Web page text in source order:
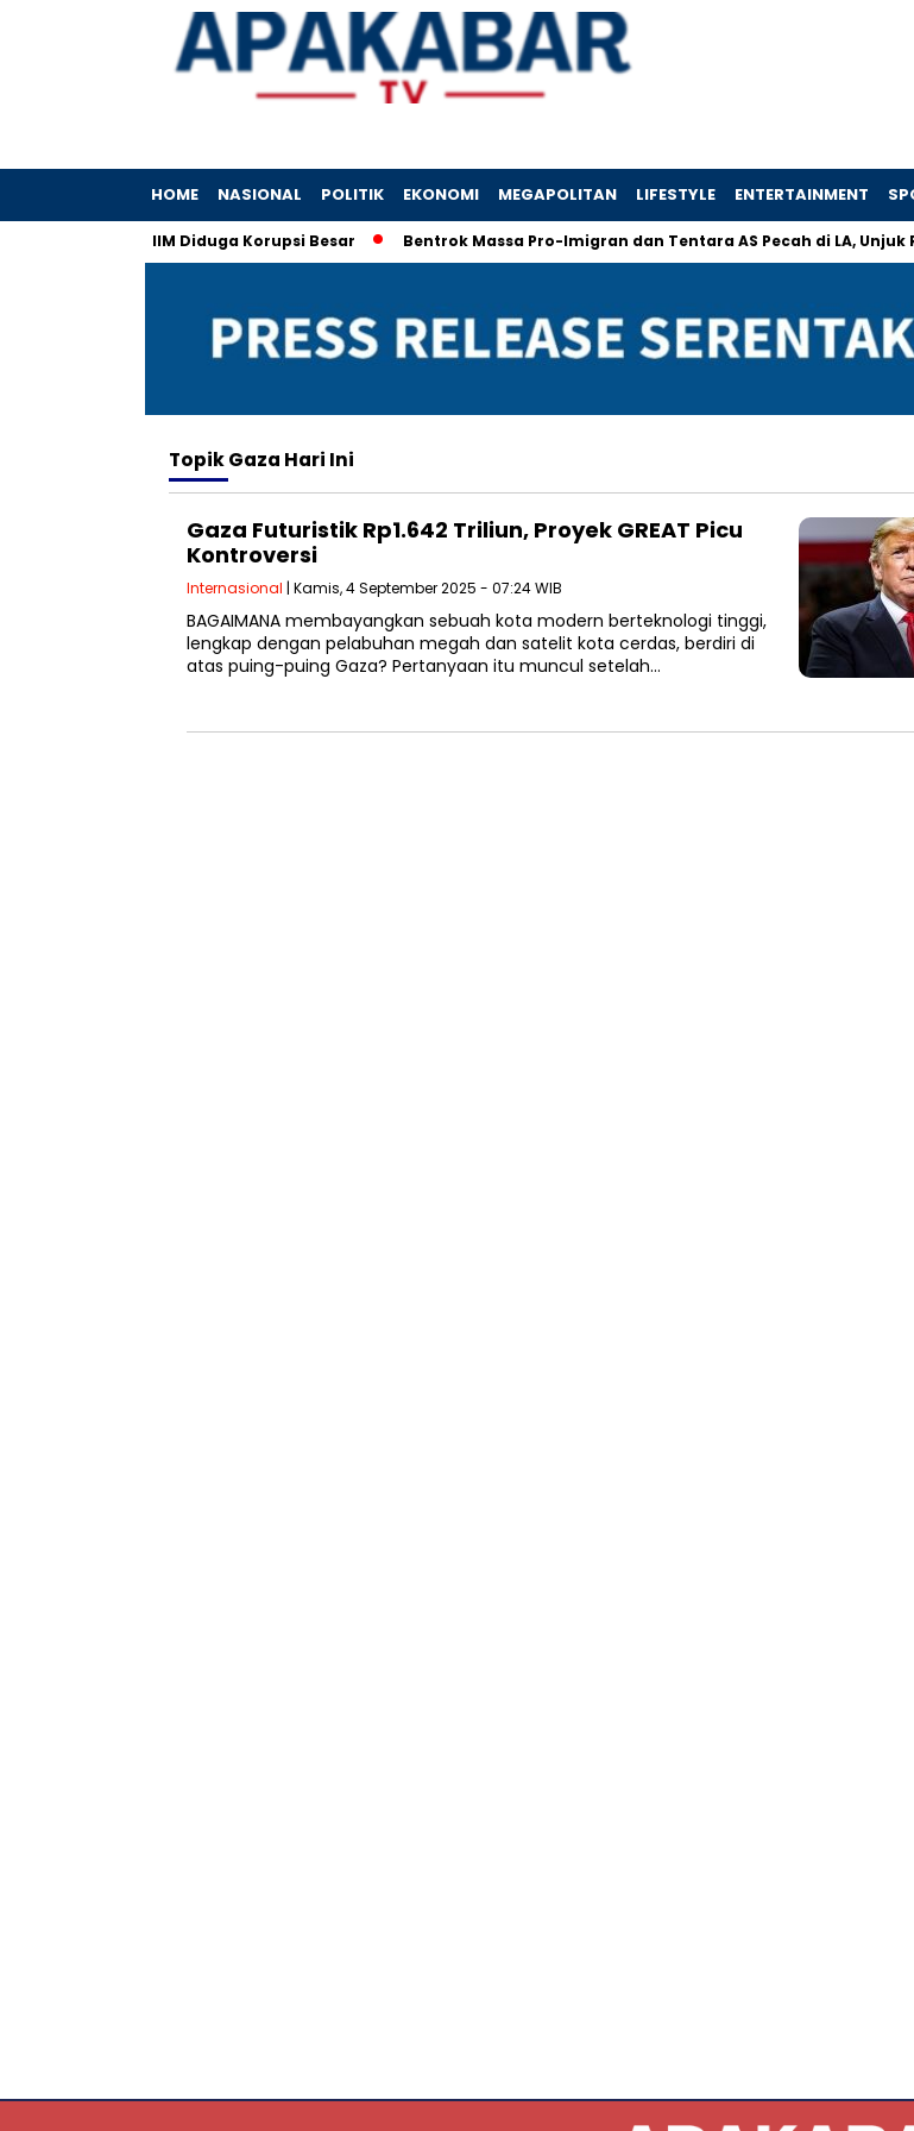
HOME NASIONAL POLITIK EKONOMI MEGAPOLITAN LIFESTYLE ENTERTAINMENT
Korporasi IIM Diduga Korupsi Besar Bentrok Massa Pro-Imigran dan Tentara AS Pecah di LA, Unjuk
TopikGaza Hari Ini
Gaza Futuristik Rp1.642 Triliun, Proyek GREAT Picu
Kontroversi
Internasional | Kamis, 4 September 2025 - 07:24 WIB
BAGAIMANA membayangkan sebuah kota modern berteknologi tinggi,
lengkap dengan pelabuhan megah dan satelit kota cerdas, berdiri di
atas puing-puing Gaza? Pertanyaan itu muncul setelah…